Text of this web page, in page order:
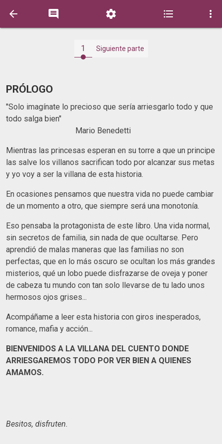
    
1 Siguiente parte
PRÓLOGO
"Solo imagínate lo precioso que sería arriesgarlo todo y que
todo salga bien"
Mario Benedetti
Mientras las princesas esperan en su torre a que un principe
las salve los villanos sacrifican todo por alcanzar sus metas
y yo voy a ser la villana de esta historia.
En ocasiones pensamos que nuestra vida no puede cambiar
de un momento a otro, que siempre será una monotonía.
Eso pensaba la protagonista de este libro. Una vida normal,
sin secretos de familia, sin nada de que ocultarse. Pero
aprendió de malas maneras que las familias no son
perfectas, que en lo más oscuro se ocultan los más grandes
misterios, qué un lobo puede disfrazarse de oveja y poner
de cabeza tu mundo con tan solo llevarse de tu lado unos
hermosos ojos grises...
Acompáñame a leer esta historia con giros inesperados,
romance, mafia y acción...
BIENVENIDOS A LA VILLANA DEL CUENTO DONDE
ARRIESGAREMOS TODO POR VER BIEN A QUIENES
AMAMOS.
Besitos, disfruten.